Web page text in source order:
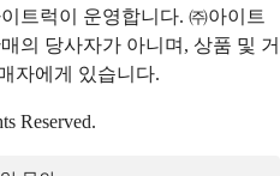
트럭이 운영합니다. ㈜아이트
의 당사자가 아니며, 상품 및 거
자에게 있습니다.
Reserved.